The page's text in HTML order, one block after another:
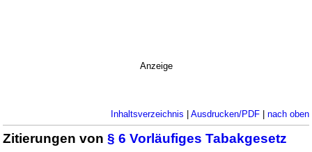
Anzeige
Inhaltsverzeichnis | Ausdrucken/PDF| nach oben
Zitierungen von§ 6 Vorläufiges Tabakgesetz